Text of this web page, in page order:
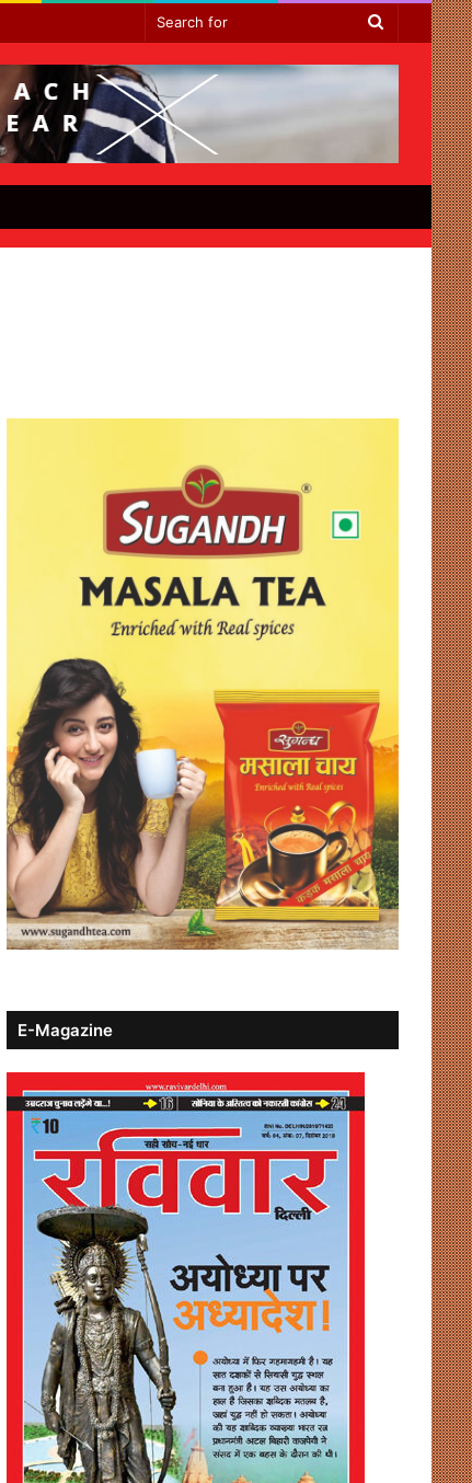
Search
for
E-Magazine